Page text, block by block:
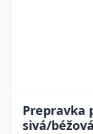
Prepravka
sivá/